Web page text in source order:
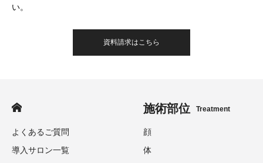
い。
資料請求はこちら
よくあるご質問
導入サロン一覧
施術部位 Treatment
顔
体